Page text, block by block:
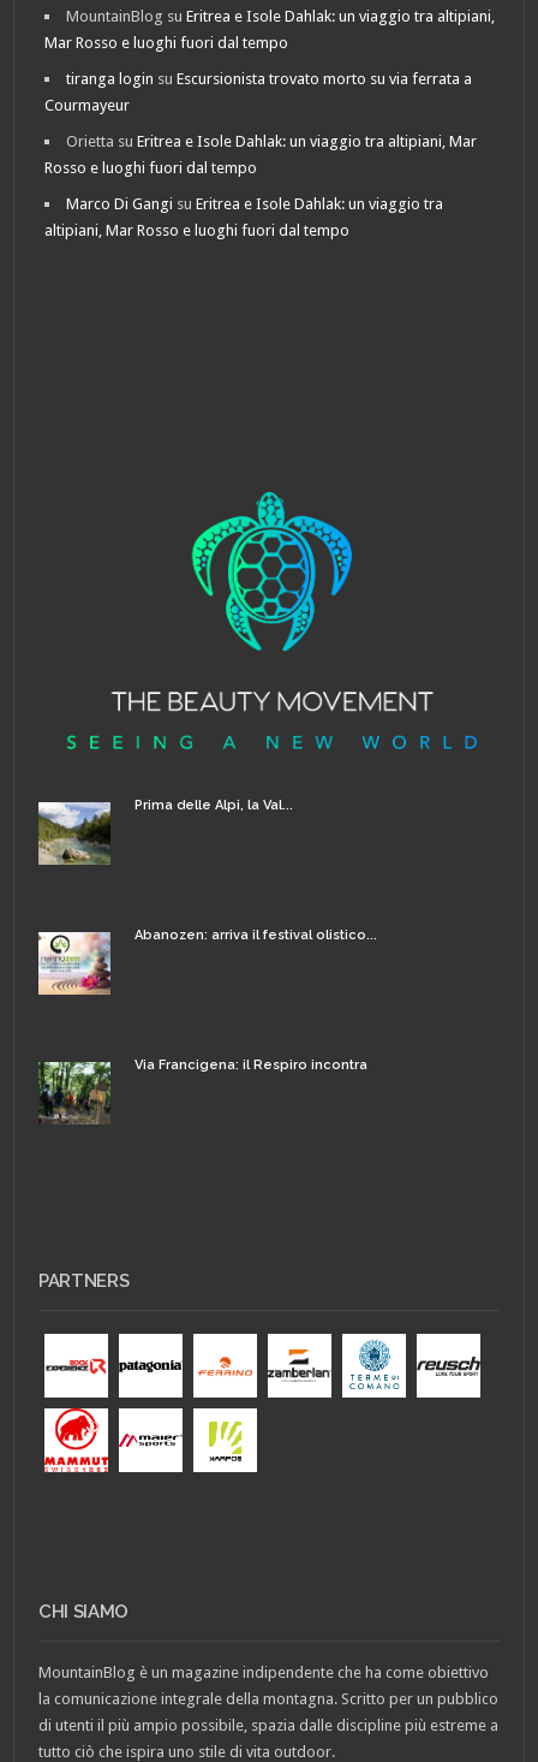
MountainBlog suEritrea e Isole Dahlak: un viaggio tra altipiani,
Mar Rosso e luoghi fuori dal tempo
tiranga login suEscursionista trovato morto su via ferrata a
Courmayeur
Orietta suEritrea e Isole Dahlak: un viaggio tra altipiani, Mar
Rosso e luoghi fuori dal tempo
Marco Di Gangi suEritrea e Isole Dahlak: un viaggio tra
altipiani, Mar Rosso e luoghi fuori dal tempo
Prima delle Alpi, la Val...
Abanozen: arriva il festival olistico...
Via Francigena: il Respiro incontra
PARTNERS
CHI SIAMO
MountainBlog è un magazine indipendente che ha come obiettivo
la comunicazione integrale della montagna. Scritto per un pubblico
di utenti il più ampio possibile, spazia dalle discipline più estreme a
tutto ciò che ispira uno stile di vita outdoor.